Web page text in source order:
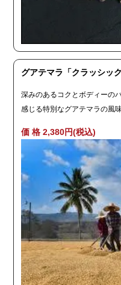
グアテマラ「クラッシッ
深みのあるコクとボディーの
感じる特別なグアテマラの風
価 格 2,380円(税込)